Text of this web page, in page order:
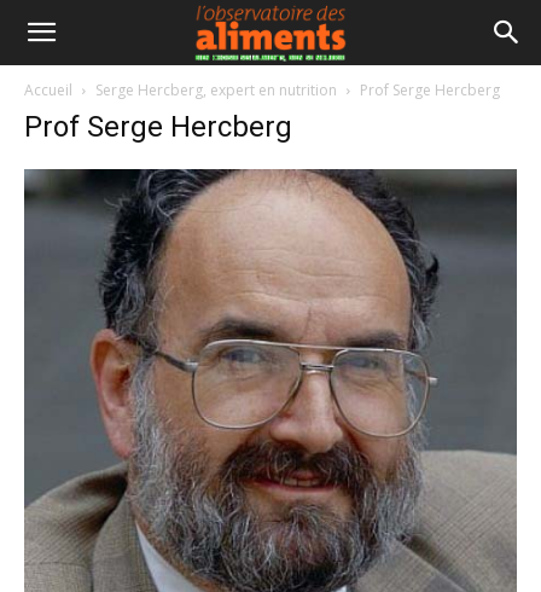
Accueil Serge Hercberg, expert en nutrition Prof Serge Hercberg
Prof Serge Hercberg